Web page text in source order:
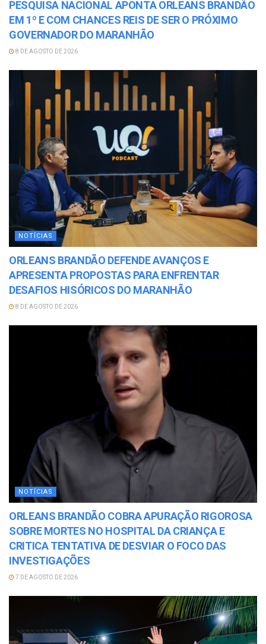
PESQUISA NACIONAL APONTA ORLEANS BRANDÃO
EM 1º E COM CHANCES REIS DE SER O PRÓXIMO
GOVERNADOR DO MARANHÃO
8 DE AGOSTO DE 2026
NOTÍCIAS
ORLEANS BRANDÃO DEFENDE AVANÇOS E
APRESENTA PROPOSTAS PARA ENFRENTAR
DESAFIOS HISÓRICOS DO MARANHÃO
8 DE AGOSTO DE 2026
NOTÍCIAS
ORLEANS BRANDÃO COBRA APURAÇÃO RIGOROSA
SOBRE MORTES NO HOSPITAL DA CRIANÇA E
CRITICA TENTATIVA DE DESVIAR O FOCO DAS
INVESTIGAÇÕES
7 DE AGOSTO DE 2026